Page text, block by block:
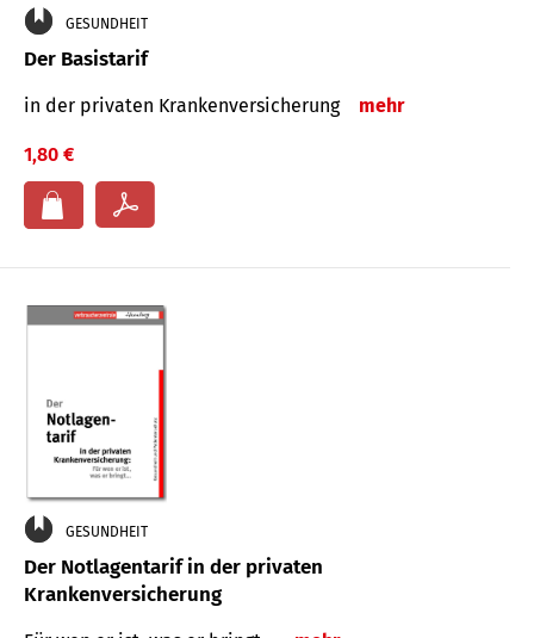
GESUNDHEIT
Der Basistarif
in der privaten Kran­ken­ver­siche­rung mehr
1,80 €
GESUNDHEIT
Der Notlagentarif in der privaten
Krankenversicherung